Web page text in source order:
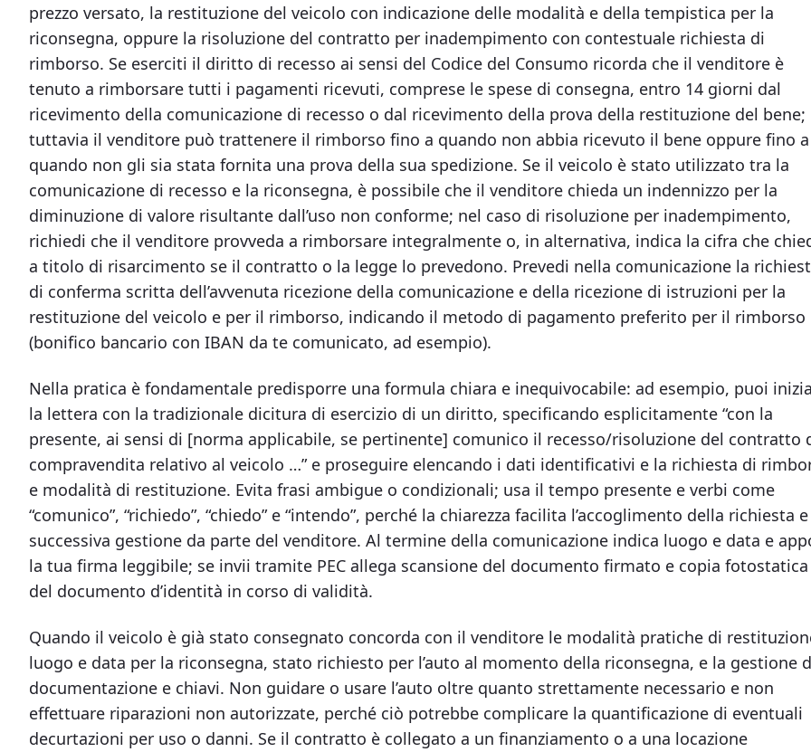
prezzo versato, la restituzione del veicolo con indicazione delle modalità e della tempistica per la
riconsegna, oppure la risoluzione del contratto per inadempimento con contestuale richiesta di
rimborso. Se eserciti il diritto di recesso ai sensi del Codice del Consumo ricorda che il venditore è
tenuto a rimborsare tutti i pagamenti ricevuti, comprese le spese di consegna, entro 14 giorni dal
ricevimento della comunicazione di recesso o dal ricevimento della prova della restituzione del bene;
tuttavia il venditore può trattenere il rimborso fino a quando non abbia ricevuto il bene oppure fino a
quando non gli sia stata fornita una prova della sua spedizione. Se il veicolo è stato utilizzato tra la
comunicazione di recesso e la riconsegna, è possibile che il venditore chieda un indennizzo per la
diminuzione di valore risultante dall’uso non conforme; nel caso di risoluzione per inadempimento,
richiedi che il venditore provveda a rimborsare integralmente o, in alternativa, indica la cifra che
a titolo di risarcimento se il contratto o la legge lo prevedono. Prevedi nella comunicazione la
di conferma scritta dell’avvenuta ricezione della comunicazione e della ricezione di istruzioni per la
restituzione del veicolo e per il rimborso, indicando il metodo di pagamento preferito per il rimborso
(bonifico bancario con IBAN da te comunicato, ad esempio).
Nella pratica è fondamentale predisporre una formula chiara e inequivocabile: ad esempio, puoi
la lettera con la tradizionale dicitura di esercizio di un diritto, specificando esplicitamente “con la
presente, ai sensi di [norma applicabile, se pertinente] comunico il recesso/risoluzione del contratto
compravendita relativo al veicolo …” e proseguire elencando i dati identificativi e la richiesta di
e modalità di restituzione. Evita frasi ambigue o condizionali; usa il tempo presente e verbi come
“comunico”, “richiedo”, “chiedo” e “intendo”, perché la chiarezza facilita l’accoglimento della richiesta
successiva gestione da parte del venditore. Al termine della comunicazione indica luogo e data e
la tua firma leggibile; se invii tramite PEC allega scansione del documento firmato e copia fotostatica
del documento d’identità in corso di validità.
Quando il veicolo è già stato consegnato concorda con il venditore le modalità pratiche di
luogo e data per la riconsegna, stato richiesto per l’auto al momento della riconsegna, e la gestione
documentazione e chiavi. Non guidare o usare l’auto oltre quanto strettamente necessario e non
effettuare riparazioni non autorizzate, perché ciò potrebbe complicare la quantificazione di eventuali
decurtazioni per uso o danni. Se il contratto è collegato a un finanziamento o a una locazione